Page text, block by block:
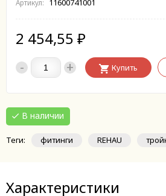
Артикул: 11600741001
2 454,55 ₽
- + Купить
В наличии
Теги: фитинги REHAU
Характеристики